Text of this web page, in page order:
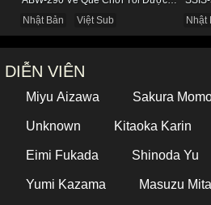
Nhật Bản
Việt Sub
Nhật
DIỄN VIÊN
Miyu Aizawa Sakura
Unknown Kitaoka Karin
Eimi Fukada Shinoda Yu
Yumi Kazama Masuzu Mita